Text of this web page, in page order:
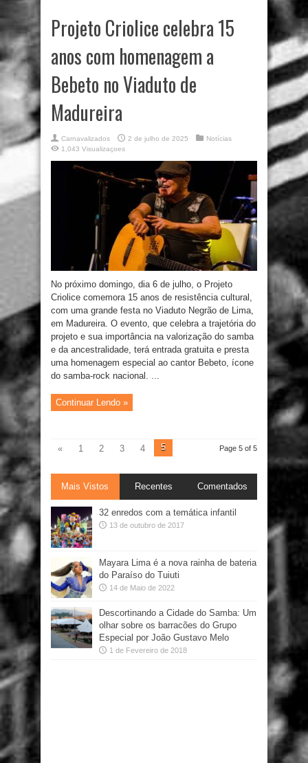
Projeto Criolice celebra 15
anos com homenagem a
Bebeto no Viaduto de
Madureira
Carnavalizados 2 de julho de 2025
Notícias
1,043 Visualizaçoes
No próximo domingo, dia 6 de julho, o Projeto
Criolice comemora 15 anos de resistência cultural,
com uma grande festa no Viaduto Negrão de Lima,
em Madureira. O evento, que celebra a trajetória do
projeto e sua importância na valorização do samba
e da ancestralidade, terá entrada gratuita e presta
uma homenagem especial ao cantor Bebeto, ícone
do samba-rock nacional. ...
Continuar Lendo »
Page 5 of 5
« 1 2 3 4 5
Mais Vistos Recentes Comentados
32 enredos com a temática infantil
13 de outubro de 2017
Mayara Lima é a nova rainha de bateria
do Paraíso do Tuiuti
14 de Maio de 2022
Descortinando a Cidade do Samba: Um
olhar sobre os barracões do Grupo
Especial por João Gustavo Melo
1 de Fevereiro de 2018